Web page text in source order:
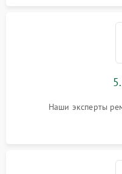
Наши эксперты